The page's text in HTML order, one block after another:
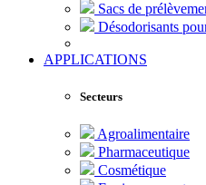
Sacs de
Désodorisants
APPLICATIONS
Secteurs
Agroalimentaire
Pharmaceutique
Cosmétique